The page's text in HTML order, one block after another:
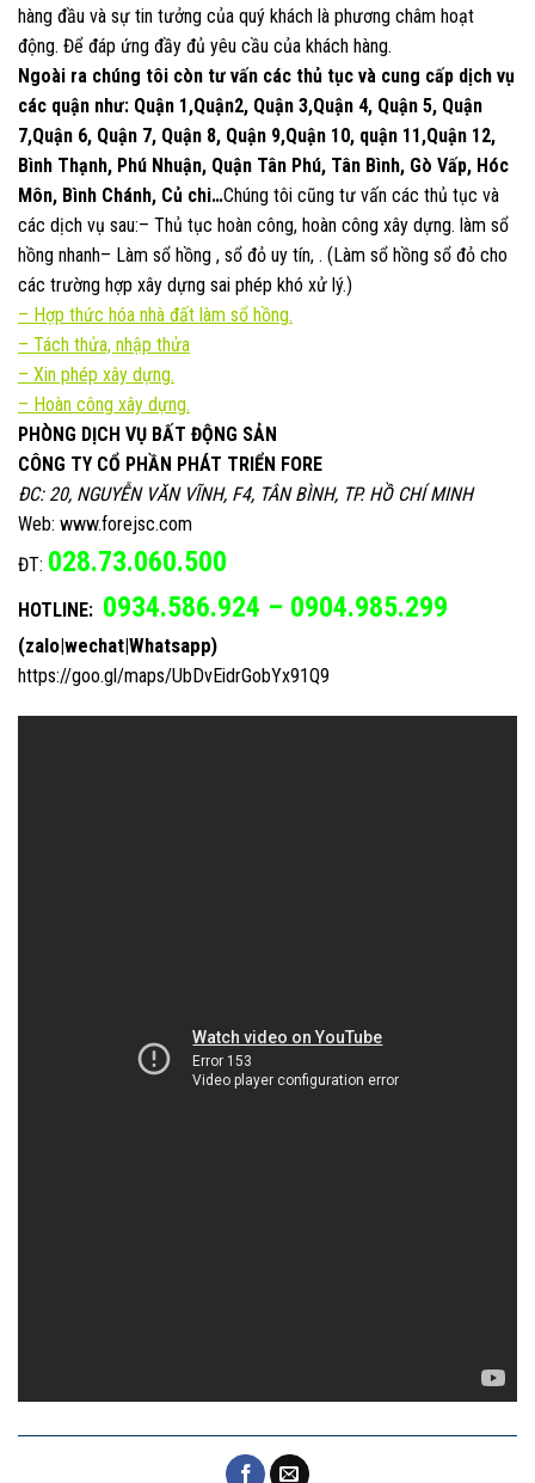
hàng đầu và sự tin tưởng của quý khách là phương châm hoạt
động. Để đáp ứng đầy đủ yêu cầu của khách hàng.
Ngoài ra chúng tôi còn tư vấn các thủ tục và cung cấp dịch vụ
các quận như: Quận 1,Quận2, Quận 3,Quận 4, Quận 5, Quận
7,Quận 6, Quận 7, Quận 8, Quận 9,Quận 10, quận 11,Quận 12,
Bình Thạnh, Phú Nhuận, Quận Tân Phú, Tân Bình, Gò Vấp, Hóc
Môn, Bình Chánh, Củ chi…Chúng tôi cũng tư vấn các thủ tục và
các dịch vụ sau:– Thủ tục hoàn công, hoàn công xây dựng. làm sổ
hồng nhanh– Làm sổ hồng , sổ đỏ uy tín, . (Làm sổ hồng sổ đỏ cho
các trường hợp xây dựng sai phép khó xử lý.)
– Hợp thức hóa nhà đất làm sổ hồng.
– Tách thửa, nhập thửa
– Xin phép xây dựng.
– Hoàn công xây dựng.
PHÒNG DỊCH VỤ BẤT ĐỘNG SẢN
CÔNG TY CỔ PHẦN PHÁT TRIỂN FORE
ĐC: 20, NGUYỄN VĂN VĨNH, F4, TÂN BÌNH, TP. HỒ CHÍ MINH
Web: www.forejsc.com
ĐT: 028.73.060.500
HOTLINE: 0934.586.924 – 0904.985.299
(zalo|wechat|Whatsapp)
https://goo.gl/maps/UbDvEidrGobYx91Q9